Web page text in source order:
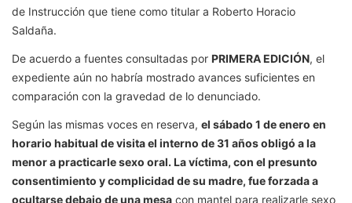
de Instrucción que tiene como titular a Roberto Horacio
Saldaña.
De acuerdo a fuentes consultadas por PRIMERA EDICIÓN, el
expediente aún no habría mostrado avances suficientes en
comparación con la gravedad de lo denunciado.
Según las mismas voces en reserva, el sábado 1 de enero en
horario habitual de visita el interno de 31 años obligó a la
menor a practicarle sexo oral. La víctima, con el presunto
consentimiento y complicidad de su madre, fue forzada a
ocultarse debajo de una mesa con mantel para realizarle sexo